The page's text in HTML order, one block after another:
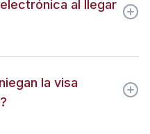
al llegar
la visa